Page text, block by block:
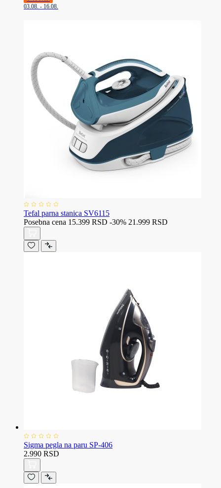
03.08. - 16.08.
Tefal parna stanica SV6115
Posebna cena 15.399 RSD -30% 21.999 RSD
Sigma pegla na paru SP-406
2.990 RSD